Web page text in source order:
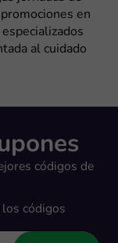
en
al cuidado
códigos de
códigos